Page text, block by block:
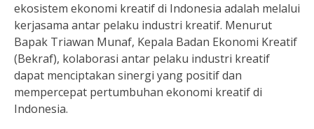
ekosistem ekonomi kreatif di Indonesia adalah melalui
kerjasama antar pelaku industri kreatif. Menurut
Bapak Triawan Munaf, Kepala Badan Ekonomi Kreatif
(Bekraf), kolaborasi antar pelaku industri kreatif
dapat menciptakan sinergi yang positif dan
mempercepat pertumbuhan ekonomi kreatif di
Indonesia.